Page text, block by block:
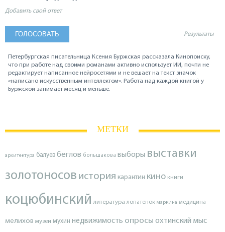
Добавить свой ответ
Результаты
Петербургская писательница Ксения Буржская рассказала Кинопоиску,
что при работе над своими романами активно использует ИИ, почти не
редактирует написанное нейросетями и не вешает на текст значок
«написано искусственным интеллектом». Работа над каждой книгой у
Буржской занимает месяц и меньше.
МЕТКИ
архитектура балуев беглов большакова выборы выставки
золотоносов история карантин кино книги
коцюбинский литература лопатенок маркина медицина
мелихов музеи мухин недвижимость опросы охтинский мыс